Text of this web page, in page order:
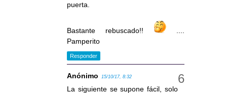
puerta.
Bastante rebuscado!!
....
Pamperito
Responder
Anónimo 15/10/17, 8:32
La siguiente se supone fácil, solo